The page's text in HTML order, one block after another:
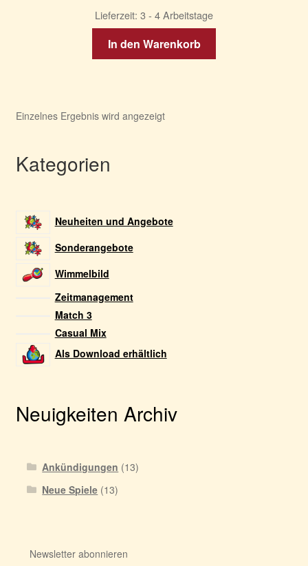
Lieferzeit: 3 - 4 Arbeitstage
In den Warenkorb
Einzelnes Ergebnis wird angezeigt
Kategorien
Neuheiten und Angebote
Sonderangebote
Wimmelbild
Zeitmanagement
Match 3
Casual Mix
Als Download erhältlich
Neuigkeiten Archiv
Ankündigungen (13)
Neue Spiele (13)
Newsletter abonnieren